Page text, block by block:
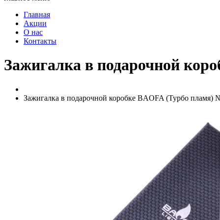
Главная
Акции
О нас
Контакты
Зажигалка в подарочной
Зажигалка в подарочной коробке BAOFA (Турбо пламя)